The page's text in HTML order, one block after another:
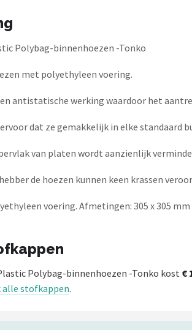
Polybag-binnenhoezen -Tonko
met polyethyleen voering.
antistatische werking waardoor het
dat ze gemakkelijk in elke standaard
van platen wordt aanzienlijk
de hoezen kunnen keen krassen
voering. Afmetingen: 305 x 305 mm
Polybag-binnenhoezen -Tonko kost €
alle stofkappen.